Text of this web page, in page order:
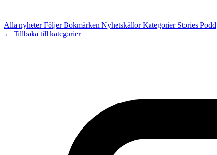
Alla nyheterFöljerBokmärken NyhetskällorKategorier Stories Podd
← Tillbaka till kategorier